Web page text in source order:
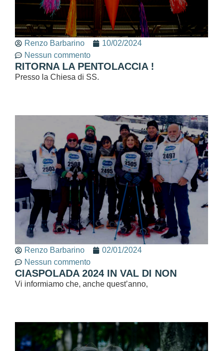
Renzo Barbarino
10/02/2024
Nessun commento
RITORNA LA PENTOLACCIA !
Presso la Chiesa di SS.
Renzo Barbarino
02/01/2024
Nessun commento
CIASPOLADA 2024 IN VAL DI NON
Vi informiamo che, anche quest’anno,